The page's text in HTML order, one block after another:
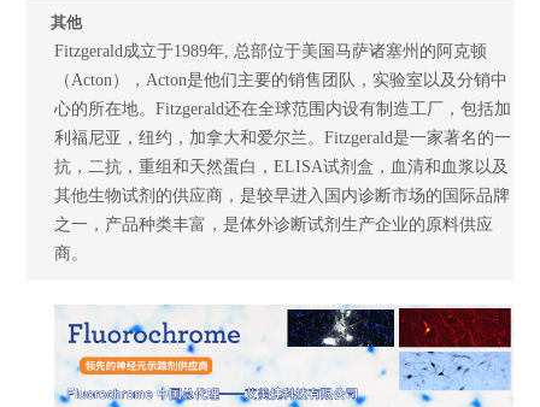
其他
Fitzgerald成立于1989年, 总部位于美国马萨诸塞州的阿克顿
（Acton），Acton是他们主要的销售团队，实验室以及分销中
心的所在地。Fitzgerald还在全球范围内设有制造工厂，包括加
利福尼亚，纽约，加拿大和爱尔兰。Fitzgerald是一家著名的一
抗，二抗，重组和天然蛋白，ELISA试剂盒，血清和血浆以及
其他生物试剂的供应商，是较早进入国内诊断市场的国际品牌
之一，产品种类丰富，是体外诊断试剂生产企业的原料供应
商。